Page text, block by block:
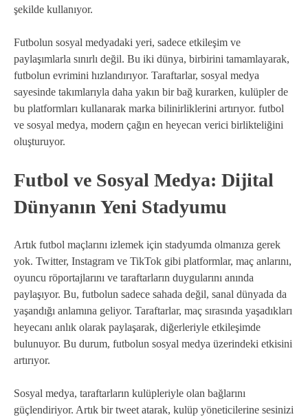
şekilde kullanıyor.
Futbolun sosyal medyadaki yeri, sadece etkileşim ve
paylaşımlarla sınırlı değil. Bu iki dünya, birbirini tamamlayarak,
futbolun evrimini hızlandırıyor. Taraftarlar, sosyal medya
sayesinde takımlarıyla daha yakın bir bağ kurarken, kulüpler de
bu platformları kullanarak marka bilinirliklerini artırıyor. futbol
ve sosyal medya, modern çağın en heyecan verici birlikteliğini
oluşturuyor.
Futbol ve Sosyal Medya: Dijital
Dünyanın Yeni Stadyumu
Artık futbol maçlarını izlemek için stadyumda olmanıza gerek
yok. Twitter, Instagram ve TikTok gibi platformlar, maç anlarını,
oyuncu röportajlarını ve taraftarların duygularını anında
paylaşıyor. Bu, futbolun sadece sahada değil, sanal dünyada da
yaşandığı anlamına geliyor. Taraftarlar, maç sırasında yaşadıkları
heyecanı anlık olarak paylaşarak, diğerleriyle etkileşimde
bulunuyor. Bu durum, futbolun sosyal medya üzerindeki etkisini
artırıyor.
Sosyal medya, taraftarların kulüpleriyle olan bağlarını
güçlendiriyor. Artık bir tweet atarak, kulüp yöneticilerine sesinizi